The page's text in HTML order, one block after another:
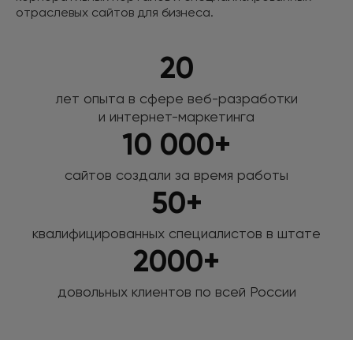
отраслевых сайтов для бизнеса.
20
лет опыта в сфере веб-разработки
и интернет-маркетинга
10 000+
сайтов создали за время работы
50+
квалифицированных специалистов в штате
2000+
довольных клиентов по всей России